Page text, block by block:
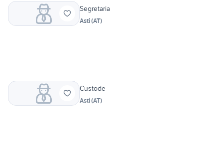
Segretaria
Asti(AT)
Custode
Asti(AT)